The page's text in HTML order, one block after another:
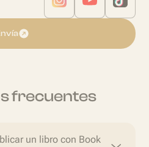
frecuentes
un libro con Book